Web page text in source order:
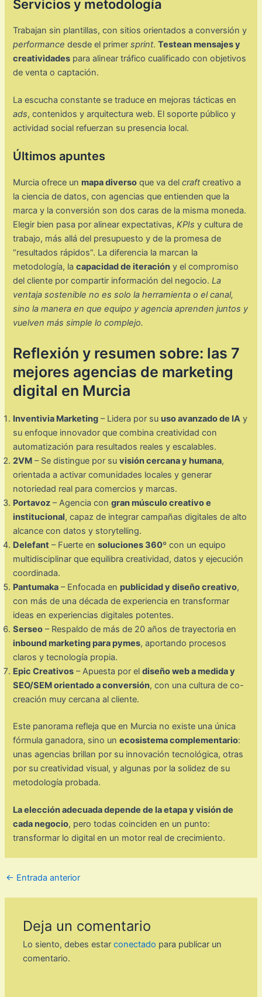
Servicios y metodología
Trabajan sin plantillas, con sitios orientados a conversión y
performance desde el primersprint.Testean mensajes y
creatividades para alinear tráfico cualificado con objetivos
de venta o captación.
La escucha constante se traduce en mejoras tácticas en
ads, contenidos y arquitectura web. El soporte público y
actividad social refuerzan su presencia local.
Últimos apuntes
Murcia ofrece un mapa diverso que va delcraftcreativo a
la ciencia de datos, con agencias que entienden que la
marca y la conversión son dos caras de la misma moneda.
Elegir bien pasa por alinear expectativas,KPIs y cultura de
trabajo, más allá del presupuesto y de la promesa de
“resultados rápidos”. La diferencia la marcan la
metodología, lacapacidad de iteración y el compromiso
del cliente por compartir información del negocio.La
ventaja sostenible no es solo la herramienta o el canal,
sino la manera en que equipo y agencia aprenden juntos y
vuelven más simple lo complejo.
Reflexión y resumen sobre: las 7
mejores agencias de marketing
digital en Murcia
Inventivia Marketing – Lidera por su uso avanzado de IA y
su enfoque innovador que combina creatividad con
automatización para resultados reales y escalables.
2VM – Se distingue por suvisión cercana y humana,
orientada a activar comunidades locales y generar
notoriedad real para comercios y marcas.
Portavoz – Agencia congran músculo creativo e
institucional, capaz de integrar campañas digitales de alto
alcance con datos y storytelling.
Delefant – Fuerte ensoluciones 360º con un equipo
multidisciplinar que equilibra creatividad, datos y ejecución
coordinada.
Pantumaka – Enfocada en publicidad y diseño creativo,
con más de una década de experiencia en transformar
ideas en experiencias digitales potentes.
Serseo – Respaldo de más de 20 años de trayectoria en
inbound marketing para pymes, aportando procesos
claros y tecnología propia.
Epic Creativos – Apuesta por eldiseño web a medida y
SEO/SEM orientado a conversión, con una cultura de co-
creación muy cercana al cliente.
Este panorama refleja que en Murcia no existe una única
fórmula ganadora, sino unecosistema complementario:
unas agencias brillan por su innovación tecnológica, otras
por su creatividad visual, y algunas por la solidez de su
metodología probada.
La elección adecuada depende de la etapa y visión de
cada negocio, pero todas coinciden en un punto:
transformar lo digital en un motor real de crecimiento.
← Entrada anterior
Deja un comentario
Lo siento, debes estarconectado para publicar un
comentario.